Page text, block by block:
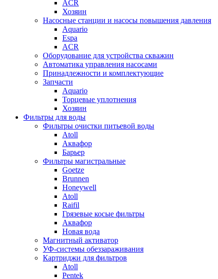
ACR
Хозяин
Насосные станции и насосы повышения давления
Aquario
Espa
ACR
Оборудование для устройства скважин
Автоматика управления насосами
Принадлежности и комплектующие
Запчасти
Aquario
Торцевые уплотнения
Хозяин
Фильтры для воды
Фильтры очистки питьевой воды
Atoll
Аквафор
Барьер
Фильтры магистральные
Goetze
Brunnen
Honeywell
Atoll
Raifil
Грязевые косые фильтры
Аквафор
Новая вода
Магнитный активатор
УФ-системы обеззараживания
Картриджи для фильтров
Atoll
Pentek